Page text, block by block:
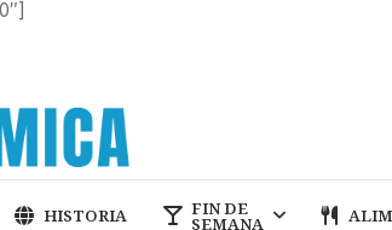
HISTORIA FIN DE
SEMANA